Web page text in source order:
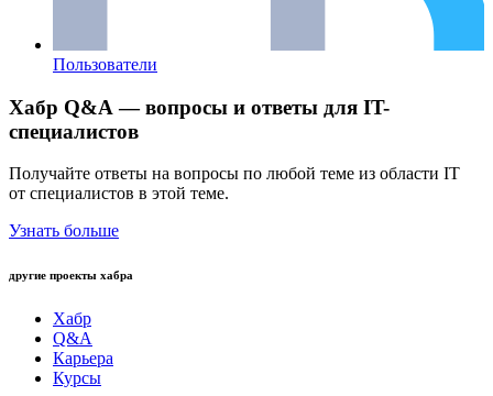
Пользователи
Хабр Q&A — вопросы и ответы для IT-
специалистов
Получайте ответы на вопросы по любой теме из области IT
от специалистов в этой теме.
Узнать больше
другие проекты хабра
Хабр
Q&A
Карьера
Курсы